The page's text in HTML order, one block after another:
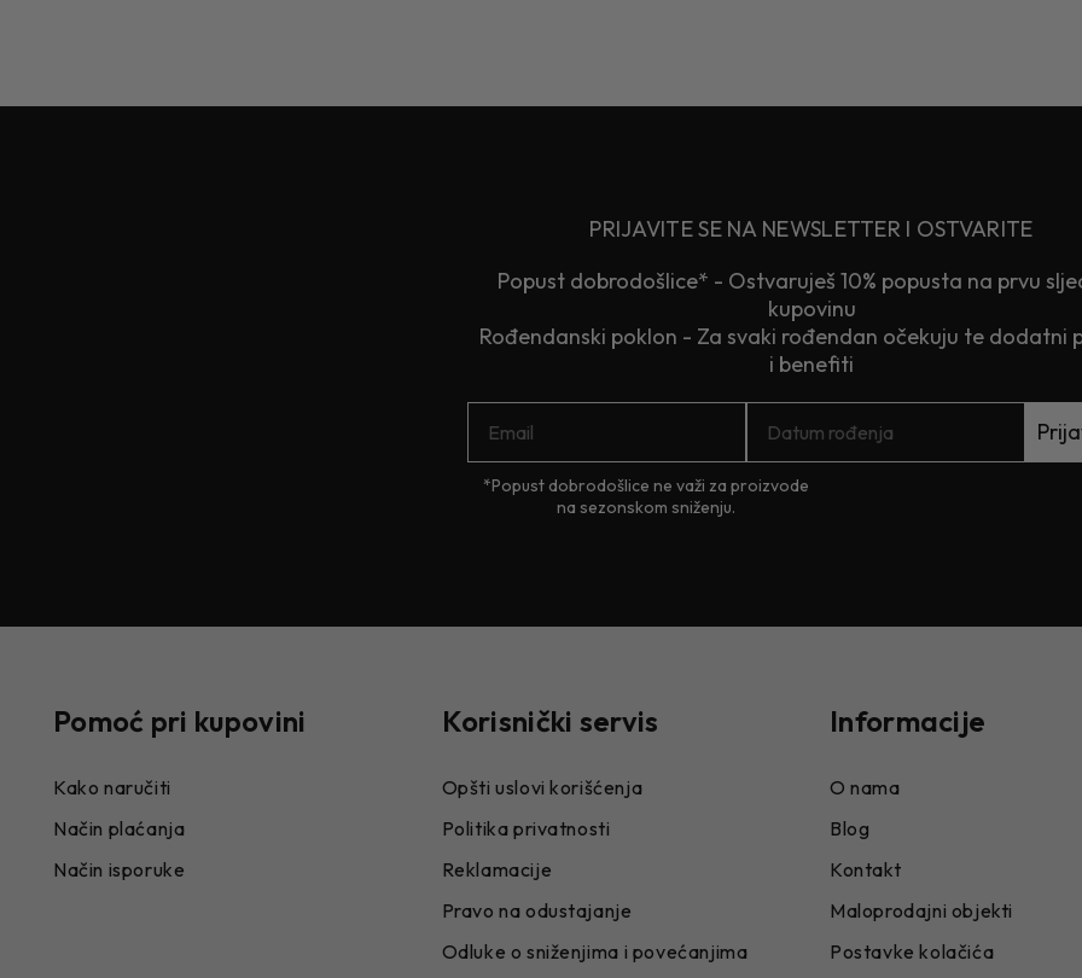
PRIJAVITE SE NA NEWSLETTER I OSTVARITE
Popust dobrodošlice* - Ostvaruješ 10% popusta na prvu
kupovinu
Rođendanski poklon - Za svaki rođendan očekuju te dodatni
i benefiti
*Popust dobrodošlice ne važi za proizvode
na sezonskom sniženju.
Pomoć pri kupovini
Kako naručiti
Način plaćanja
Način isporuke
Korisnički servis
Opšti uslovi korišćenja
Politika privatnosti
Reklamacije
Pravo na odustajanje
Odluke o sniženjima i povećanjima
Informacije
O nama
Blog
Kontakt
Maloprodajni objekti
Postavke kolačića